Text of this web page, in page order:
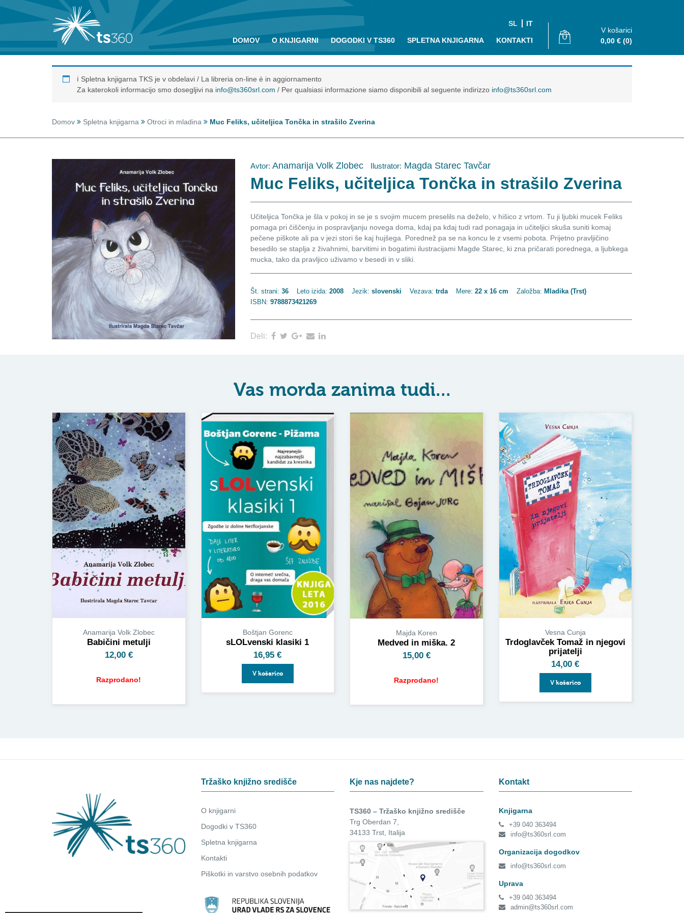
SL IT
DOMOV O KNJIGARNI DOGODKI V TS360 SPLETNA KNJIGARNA KONTAKTI
V košarici
0,00 € (0)
ℹ️ Spletna knjigarna TKS je v obdelavi / La libreria on-line è in aggiornamento
Za katerokoli informacijo smo dosegljivi na info@ts360srl.com / Per qualsiasi informazione siamo disponibili al seguente indirizzo info@ts360srl.com
Domov Spletna knjigarna Otroci in mladina Muc Feliks, učiteljica Tončka in strašilo Zverina
Avtor: Anamarija Volk Zlobec Ilustrator: Magda Starec Tavčar
Muc Feliks, učiteljica Tončka in strašilo Zverina
Učiteljica Tončka je šla v pokoj in se je s svojim mucem preselils na deželo, v hišico z vrtom. Tu ji ljubki mucek Feliks
pomaga pri čiščenju in pospravljanju novega doma, kdaj pa kdaj tudi rad ponagaja in učiteljici skuša suniti komaj
pečene piškote ali pa v jezi stori še kaj hujšega. Porednež pa se na koncu le z vsemi pobota. Prijetno pravljičino
besedilo se staplja z živahnimi, barvitimi in bogatimi ilustracijami Magde Starec, ki zna pričarati porednega, a ljubkega
mucka, tako da pravljico uživamo v besedi in v sliki.
Št. strani: 36 Leto izida: 2008 Jezik: slovenski Vezava: trda Mere: 22 x 16 cm Založba: Mladika (Trst)
ISBN: 9788873421269
Deli:
Vas morda zanima tudi...
Anamarija Volk Zlobec
Babičini metulji
12,00 €
Razprodano!
Boštjan Gorenc
sLOLvenski klasiki 1
16,95€
V košarico
Majda Koren
Medved in miška. 2
15,00 €
Razprodano!
Vesna Cunja
Trdoglavček Tomaž in njegovi
prijatelji
14,00€
V košarico
Tržaško knjižno središče
O knjigarni
Dogodki v TS360
Spletna knjigarna
Kontakti
Piškotkiin varstvo osebnih podatkov
Kje nas najdete?
TS360 – Tržaško knjižno središče
Trg Oberdan 7,
34133 Trst, Italija
Kontakt
Knjigarna
+39 040 363494
info@ts360srl.com
Organizacija dogodkov
info@ts360srl.com
Uprava
+39 040 363494
admin@ts360srl.com